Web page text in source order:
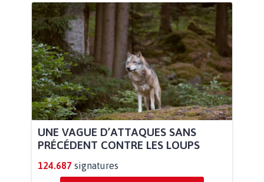
UNE VAGUE D’ATTAQUES SANS
PRÉCÉDENT CONTRE LES LOUPS
124.687 signatures